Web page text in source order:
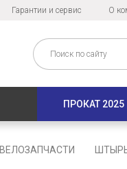
Гарантии и сервис О
ПРОКАТ 2025
ВЕЛОЗАПЧАСТИ